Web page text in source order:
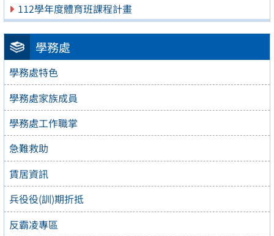
112學年度體育班課程計畫
學務處
學務處特色
學務處家族成員
學務處工作職掌
急難救助
賃居資訊
兵役役(訓)期折抵
反霸凌專區